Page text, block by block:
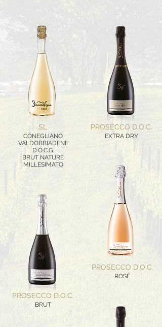
SL
CONEGLIANO
VALDOBBIADENE
D.O.C.G.
BRUT NATURE
MILLESIMATO
PROSECCO D.O.C.
BRUT
PROSECCO D.O.C.
EXTRA DRY
PROSECCO D.O.C.
ROSÉ